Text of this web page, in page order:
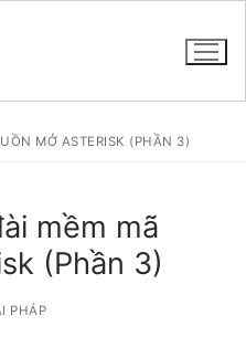
MỞ ASTERISK (PHẦN 3)
mềm mã
(Phần 3)
PHÁP